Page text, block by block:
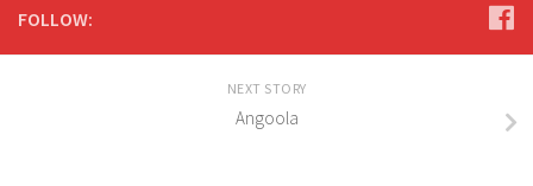
FOLLOW:
NEXT STORY
Angoola